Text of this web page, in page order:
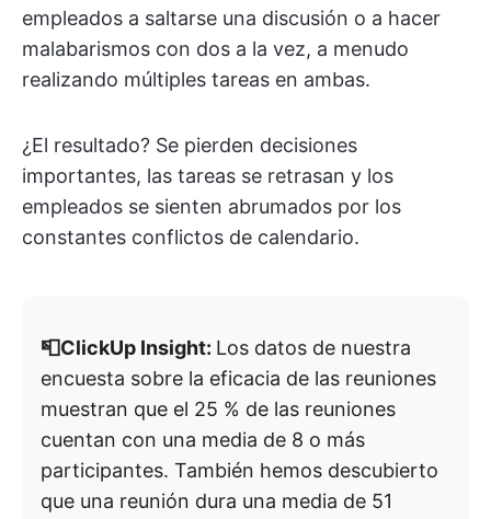
empleados a saltarse una discusión o a hacer
malabarismos con dos a la vez, a menudo
realizando múltiples tareas en ambas.
¿El resultado? Se pierden decisiones
importantes, las tareas se retrasan y los
empleados se sienten abrumados por los
constantes conflictos de calendario.
📮ClickUp Insight: Los datos de nuestra
encuesta sobre la eficacia de las reuniones
muestran que el 25 % de las reuniones
cuentan con una media de 8 o más
participantes. También hemos descubierto
que una reunión dura una media de 51